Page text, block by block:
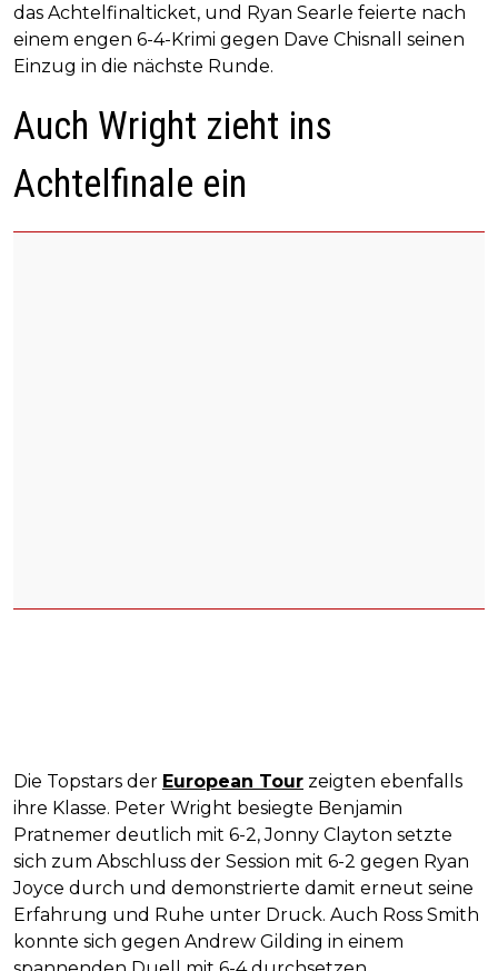
das Achtelfinalticket, und Ryan Searle feierte nach
einem engen 6-4-Krimi gegen Dave Chisnall seinen
Einzug in die nächste Runde.
Auch Wright zieht ins
Achtelfinale ein
Die Topstars der European Tour zeigten ebenfalls
ihre Klasse. Peter Wright besiegte Benjamin
Pratnemer deutlich mit 6-2, Jonny Clayton setzte
sich zum Abschluss der Session mit 6-2 gegen Ryan
Joyce durch und demonstrierte damit erneut seine
Erfahrung und Ruhe unter Druck. Auch Ross Smith
konnte sich gegen Andrew Gilding in einem